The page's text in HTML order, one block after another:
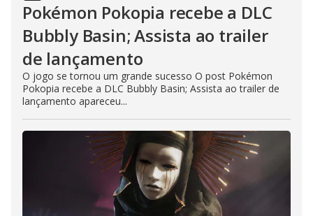
Pokémon Pokopia recebe a DLC
Bubbly Basin; Assista ao trailer
de lançamento
O jogo se tornou um grande sucesso O post Pokémon
Pokopia recebe a DLC Bubbly Basin; Assista ao trailer de
lançamento apareceu...